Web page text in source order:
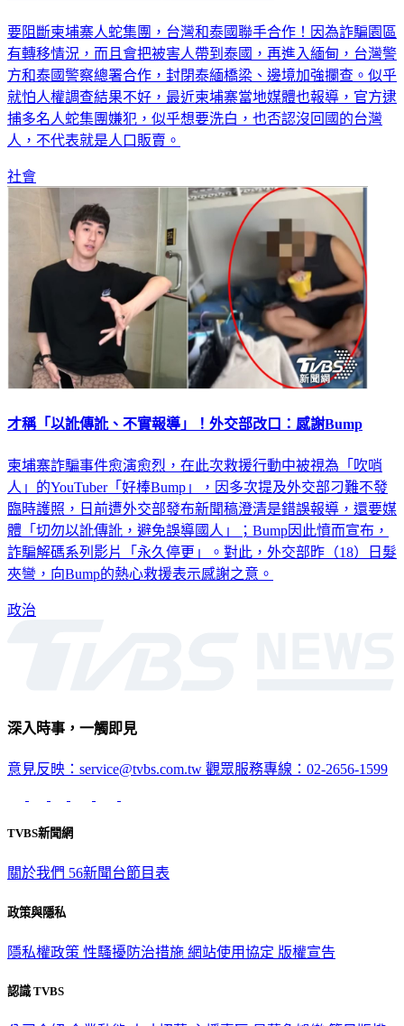
要阻斷柬埔寨人蛇集團，台灣和泰國聯手合作！因為詐騙園區
有轉移情況，而且會把被害人帶到泰國，再進入緬甸，台灣警
方和泰國警察總署合作，封閉泰緬橋梁、邊境加強攔查。似乎
就怕人權調查結果不好，最近柬埔寨當地媒體也報導，官方逮
捕多名人蛇集團嫌犯，似乎想要洗白，也否認沒回國的台灣
人，不代表就是人口販賣。
社會
才稱「以訛傳訛、不實報導」！外交部改口：感謝Bump
柬埔寨詐騙事件愈演愈烈，在此次救援行動中被視為「吹哨
人」的YouTuber「好棒Bump」，因多次提及外交部刁難不發
臨時護照，日前遭外交部發布新聞稿澄清是錯誤報導，還要媒
體「切勿以訛傳訛，避免誤導國人」；Bump因此憤而宣布，
詐騙解碼系列影片「永久停更」。對此，外交部昨（18）日髮
夾彎，向Bump的熱心救援表示感謝之意。
政治
深入時事，一觸即見
意見反映：service@tvbs.com.tw 觀眾服務專線：02-2656-1599
TVBS新聞網
關於我們 56新聞台節目表
政策與隱私
隱私權政策 性騷擾防治措施 網站使用協定 版權宣告
認識 TVBS